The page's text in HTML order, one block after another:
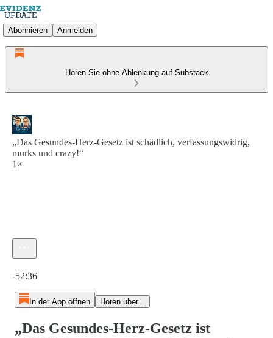
Abonnieren Anmelden
Hören Sie ohne Ablenkung auf Substack
„Das Gesundes-Herz-Gesetz ist schädlich, verfassungswidrig,
murks und crazy!“
1×
-52:36
In der App öffnen Hören über...
„Das Gesundes-Herz-Gesetz ist